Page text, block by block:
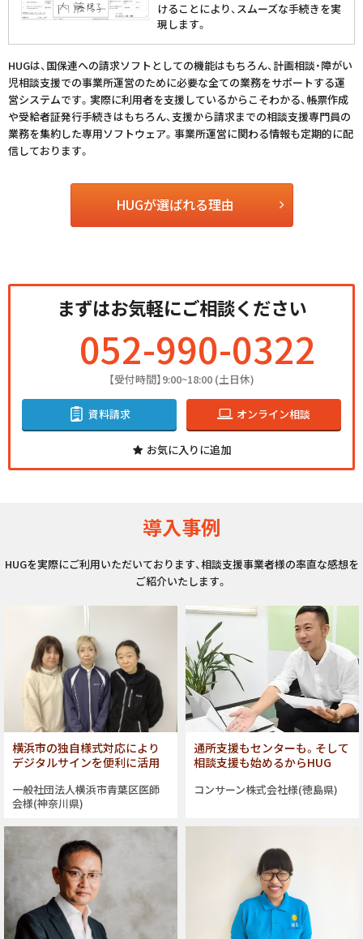
けることにより、スムーズな手続きを実
現します。
HUGは、国保連への請求ソフトとしての機能はもちろん、計画相談・障がい
児相談支援での事業所運営のために必要な全ての業務をサポートする運
営システムです。実際に利用者を支援しているからこそわかる、帳票作成
や受給者証発行手続きはもちろん、支援から請求までの相談支援専門員の
業務を集約した専用ソフトウェア。事業所運営に関わる情報も定期的に配
信しております。
HUGが選ばれる理由
まずはお気軽にご相談ください
052-990-0322
【受付時間】9:00~18:00 (土日休)
資料請求 オンライン相談
お気に入りに追加
導入事例
HUGを実際にご利用いただいております、相談支援事業者様の率直な感想を
ご紹介いたします。
横浜市の独自様式対応により
デジタルサインを便利に活用
一般社団法人横浜市青葉区医師
会様(神奈川県)
通所支援もセンターも。そして
相談支援も始めるからHUG
コンサーン株式会社様(徳島県)